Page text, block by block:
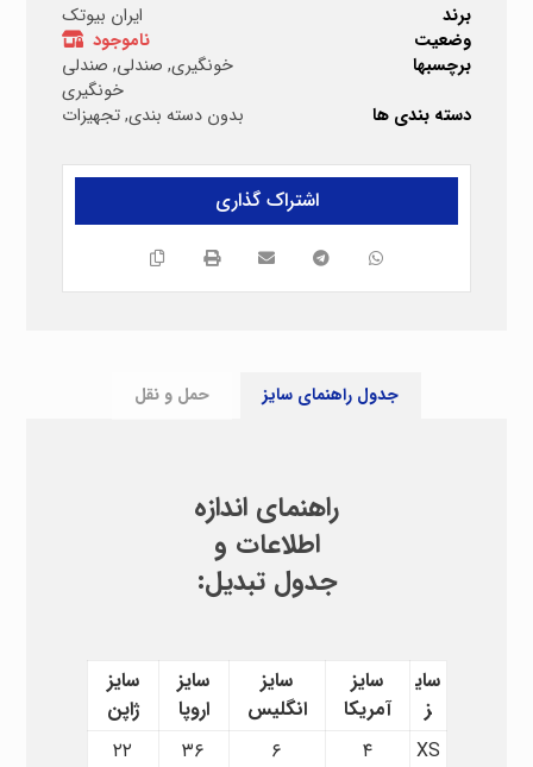
برند
ایران بیوتک
وضعیت
ناموجود
برچسبها
خونگیری, صندلی, صندلی
خونگیری
دسته بندی ها
بدون دسته بندی,تجهیزات
جدول راهنمای سایز حمل و نقل
راهنمای اندازه
اطلاعات و
جدول تبدیل:
سای
ز
سایز
آمریکا
سایز
انگلیس
سایز
اروپا
سایز
ژاپن
XS
۴ ۶ ۳۶
۲۲